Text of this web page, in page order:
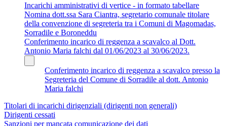
Incarichi amministrativi di vertice - in formato tabellare
Nomina dott.ssa Sara Ciantra, segretario comunale titolare
della convenzione di segreteria tra i Comuni di Magomadas,
Sorradile e Boroneddu
Conferimento incarico di reggenza a scavalco al Dott.
Antonio Maria falchi dal 01/06/2023 al 30/06/2023.
Conferimento incarico di reggenza a scavalco presso la
Segreteria del Comune di Sorradile al dott. Antonio
Maria falchi
Titolari di incarichi dirigenziali (dirigenti non generali)
Dirigenti cessati
Sanzioni per mancata comunicazione dei dati